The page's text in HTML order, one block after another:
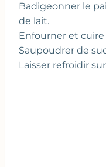
Badigeonner le
de lait.
Enfourner et
Saupoudrer de
Laisser refroidir